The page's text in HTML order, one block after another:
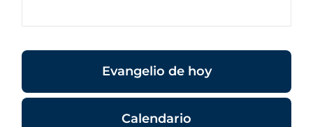
Evangelio de hoy
Calendario